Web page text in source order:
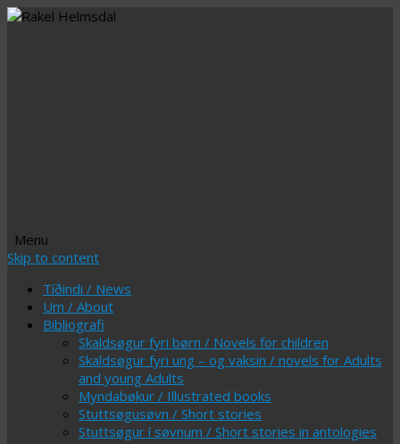
Menu
Skip to content
Tíðindi / News
Um / About
Bibliografi
Skaldsøgur fyri børn / Novels for children
Skaldsøgur fyri ung – og vaksin / novels for Adults
and young Adults
Myndabøkur / Illustrated books
Stuttsøgusøvn / Short stories
Stuttsøgur í søvnum / Short stories in antologies